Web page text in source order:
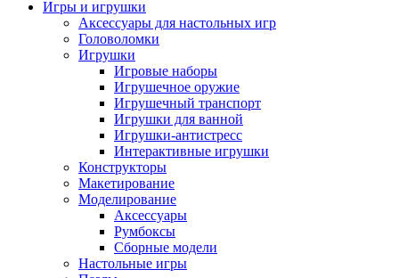
Игры и игрушки
Аксессуары для настольных игр
Головоломки
Игрушки
Игровые наборы
Игрушечное оружие
Игрушечный транспорт
Игрушки для ванной
Игрушки-антистресс
Интерактивные игрушки
Конструкторы
Макетирование
Моделирование
Аксессуары
Румбоксы
Сборные модели
Настольные игры